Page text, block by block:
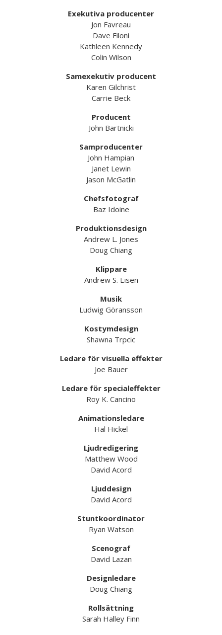
Exekutiva producenter
Jon Favreau
Dave Filoni
Kathleen Kennedy
Colin Wilson
Samexekutiv producent
Karen Gilchrist
Carrie Beck
Producent
John Bartnicki
Samproducenter
John Hampian
Janet Lewin
Jason McGatlin
Chefsfotograf
Baz Idoine
Produktionsdesign
Andrew L. Jones
Doug Chiang
Klippare
Andrew S. Eisen
Musik
Ludwig Göransson
Kostymdesign
Shawna Trpcic
Ledare för visuella effekter
Joe Bauer
Ledare för specialeffekter
Roy K. Cancino
Animationsledare
Hal Hickel
Ljudredigering
Matthew Wood
David Acord
Ljuddesign
David Acord
Stuntkoordinator
Ryan Watson
Scenograf
David Lazan
Designledare
Doug Chiang
Rollsättning
Sarah Halley Finn